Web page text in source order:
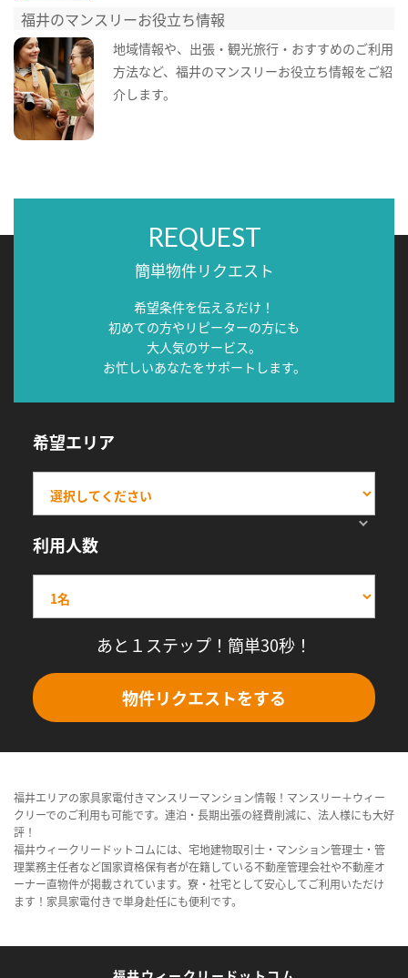
福井のマンスリーお役立ち情報
地域情報や、出張・観光旅行・おすすめのご利用
方法など、福井のマンスリーお役立ち情報をご紹
介します。
REQUEST
簡単物件リクエスト
希望条件を伝えるだけ！
初めての方やリピーターの方にも
大人気のサービス。
お忙しいあなたをサポートします。
希望エリア
利用人数
あと１ステップ！簡単30秒！
物件リクエストをする
福井エリアの家具家電付きマンスリーマンション情報！マンスリー＋ウィー
クリーでのご利用も可能です。連泊・長期出張の経費削減に、法人様にも大好
評！
福井ウィークリードットコムには、宅地建物取引士・マンション管理士・管
理業務主任者など国家資格保有者が在籍している不動産管理会社や不動産オ
ーナー直物件が掲載されています。寮・社宅として安心してご利用いただけ
ます！家具家電付きで単身赴任にも便利です。